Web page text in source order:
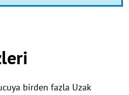
birden fazla Uzak